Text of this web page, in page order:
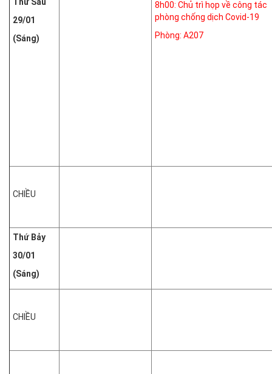
29/01
(Sáng)
8h00: Chủ trì họp về công tác
phòng chống dịch Covid-19
Phòng: A207
CHIỀU
Thứ Bảy
30/01
(Sáng)
CHIỀU